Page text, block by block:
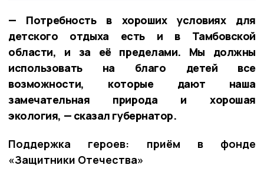
— Потребность в хороших условиях для
детского отдыха есть и в Тамбовской
области, и за её пределами. Мы должны
использовать на благо детей все
возможности, которые дают наша
замечательная природа и хорошая
экология, — сказал губернатор.
Поддержка героев: приём в фонде
«Защитники Отечества»